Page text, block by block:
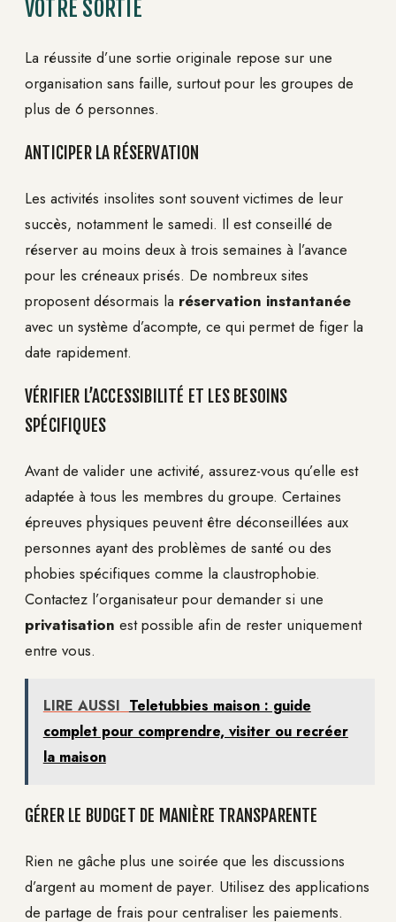
VOTRE SORTIE
La réussite d’une sortie originale repose sur une
organisation sans faille, surtout pour les groupes de
plus de 6 personnes.
ANTICIPER LA RÉSERVATION
Les activités insolites sont souvent victimes de leur
succès, notamment le samedi. Il est conseillé de
réserver au moins deux à trois semaines à l’avance
pour les créneaux prisés. De nombreux sites
proposent désormais la réservation instantanée
avec un système d’acompte, ce qui permet de figer la
date rapidement.
VÉRIFIER L’ACCESSIBILITÉ ET LES BESOINS
SPÉCIFIQUES
Avant de valider une activité, assurez-vous qu’elle est
adaptée à tous les membres du groupe. Certaines
épreuves physiques peuvent être déconseillées aux
personnes ayant des problèmes de santé ou des
phobies spécifiques comme la claustrophobie.
Contactez l’organisateur pour demander si une
privatisation est possible afin de rester uniquement
entre vous.
LIRE AUSSI Teletubbies maison : guide
complet pour comprendre, visiter ou recréer
la maison
GÉRER LE BUDGET DE MANIÈRE TRANSPARENTE
Rien ne gâche plus une soirée que les discussions
d’argent au moment de payer. Utilisez des applications
de partage de frais pour centraliser les paiements.